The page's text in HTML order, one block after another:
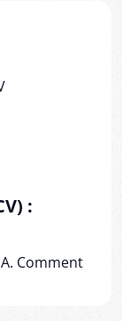
:
Comment